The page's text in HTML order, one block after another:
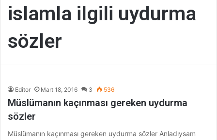
islamla ilgili uydurma
sözler
Editor Mart 18, 2016 3 536
Müslümanın kaçınması gereken uydurma
sözler
Müslümanın kaçınması gereken uydurma sözler Anladıysam